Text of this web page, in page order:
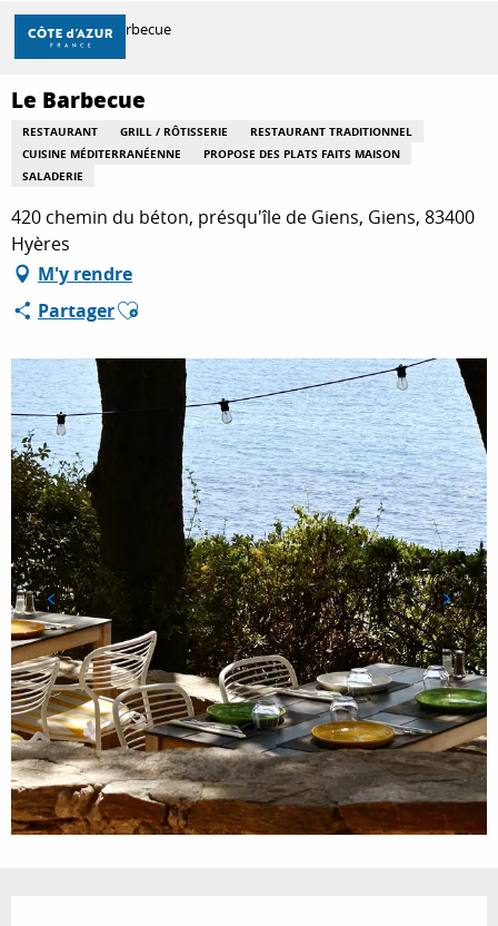
Aller
contenu
principal
DÉCOUVRIR
À FAIRE
SÉJOURNER
Accueil Le Barbecue
Le Barbecue
RESTAURANT GRILL / RÔTISSERIE
RESTAURANT TRADITIONNEL
CUISINE MÉDITERRANÉENNE
PROPOSE DES PLATS FAITS MAISON
SALADERIE
420 chemin du béton, présqu'île de Giens, Giens, 83400
Hyères
M'y rendre
PartagerAjouter aux favoris